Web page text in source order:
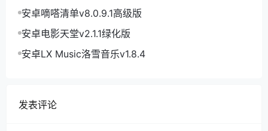
安卓嘀嗒清单v8.0.9.1高级版
安卓电影天堂v2.1.1绿化版
安卓LX Music洛雪音乐v1.8.4
发表评论